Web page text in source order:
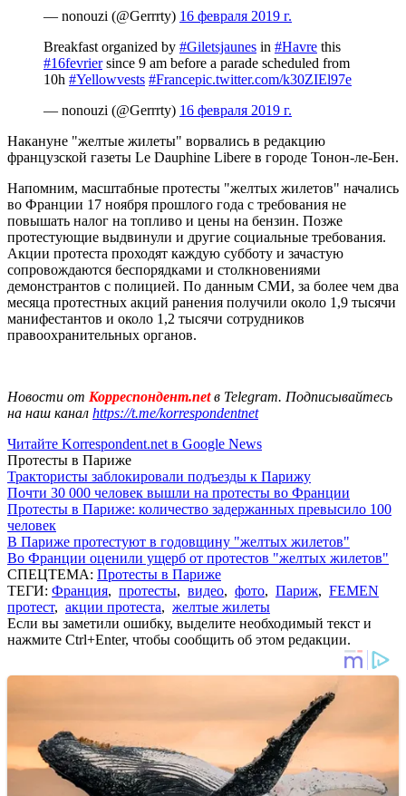
— nonouzi (@Gerrrty) 16 февраля 2019 г.
Breakfast organized by #Giletsjaunes in #Havre this
#16fevriersince 9 am before a parade scheduled from
10h #Yellowvests #Francepic.twitter.com/k30ZIEl97e
— nonouzi (@Gerrrty) 16 февраля 2019 г.
Накануне "желтые жилеты" ворвались в редакцию
французской газеты Le Dauphine Libere в городе Тонон-ле-Бен.
Напомним, масштабные протесты "желтых жилетов" начались
во Франции 17 ноября прошлого года с требования не
повышать налог на топливо и цены на бензин. Позже
протестующие выдвинули и другие социальные требования.
Акции протеста проходят каждую субботу и зачастую
сопровождаются беспорядками и столкновениями
демонстрантов с полицией. По данным СМИ, за более чем два
месяца протестных акций ранения получили около 1,9 тысячи
манифестантов и около 1,2 тысячи сотрудников
правоохранительных органов.
Новости от Корреспондент.netв Telegram. Подписывайтесь
на наш канал https://t.me/korrespondentnet
Читайте Korrespondent.net в Google News
Протесты в Париже
Трактористы заблокировали подъезды к Парижу
Почти 30 000 человек вышли на протесты во Франции
Протесты в Париже: количество задержанных превысило 100
человек
В Париже протестуют в годовщину "желтых жилетов"
Во Франции оценили ущерб от протестов "желтых жилетов"
СПЕЦТЕМА: Протесты в Париже
ТЕГИ: Франция, протесты, видео, фото, Париж, FEMEN
протест, акции протеста, желтые жилеты
Если вы заметили ошибку, выделите необходимый текст и
нажмите Ctrl+Enter, чтобы сообщить об этом редакции.